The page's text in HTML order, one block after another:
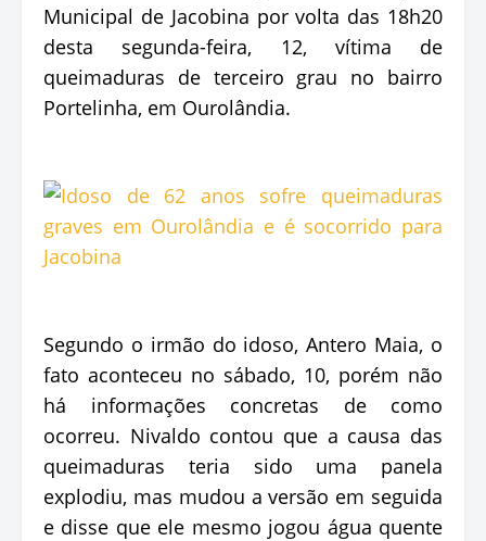
Municipal de Jacobina por volta das 18h20
desta segunda-feira, 12, vítima de
queimaduras de terceiro grau no bairro
Portelinha, em Ourolândia.
Segundo o irmão do idoso, Antero Maia, o
fato aconteceu no sábado, 10, porém não
há informações concretas de como
ocorreu. Nivaldo contou que a causa das
queimaduras teria sido uma panela
explodiu, mas mudou a versão em seguida
e disse que ele mesmo jogou água quente